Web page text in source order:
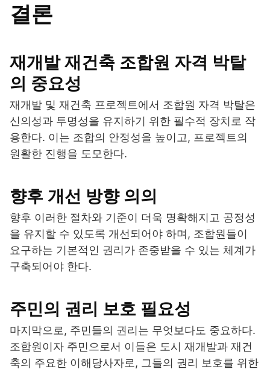
결론
재개발 재건축 조합원 자격 박탈
의 중요성
재개발 및 재건축 프로젝트에서 조합원 자격 박탈은
신의성과 투명성을 유지하기 위한 필수적 장치로 작
용한다. 이는 조합의 안정성을 높이고, 프로젝트의
원활한 진행을 도모한다.
향후 개선 방향 의의
향후 이러한 절차와 기준이 더욱 명확해지고 공정성
을 유지할 수 있도록 개선되어야 하며, 조합원들이
요구하는 기본적인 권리가 존중받을 수 있는 체계가
구축되어야 한다.
주민의 권리 보호 필요성
마지막으로, 주민들의 권리는 무엇보다도 중요하다.
조합원이자 주민으로서 이들은 도시 재개발과 재건
축의 주요한 이해당사자로, 그들의 권리 보호를 위한